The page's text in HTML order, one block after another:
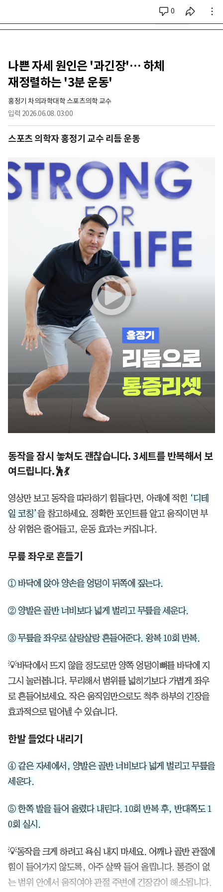
0
시리즈 전체
나쁜 자세 원인은 '과긴장'… 하체
재정렬하는 '3분 운동'
홍정기 차의과학대학 스포츠의학 교수
입력 2026.06.08. 03:00
스포츠 의학자 홍정기 교수 리듬 운동
동작을 잠시 놓쳐도 괜찮습니다. 3세트를 반복해서 보
여드립니다.🕺💃
영상만 보고 동작을 따라하기 힘들다면, 아래에 적힌 ‘디테
일 코칭’을 참고하세요. 정확한 포인트를 알고 움직이면 부
상 위험은 줄어들고, 운동 효과는 커집니다.
무릎 좌우로 흔들기
① 바닥에 앉아 양손을 엉덩이 뒤쪽에 짚는다.
② 양발은 골반 너비보다 넓게 벌리고 무릎을 세운다.
③ 무릎을 좌우로 살랑살랑 흔들어준다. 왕복 10회 반복.
💡바닥에서 뜨지 않을 정도로만 양쪽 엉덩이뼈를 바닥에 지
그시 눌러봅니다. 무리해서 범위를 넓히기보다 가볍게 좌우
로 흔들어보세요. 작은 움직임만으로도 척추 하부의 긴장을
효과적으로 덜어낼 수 있습니다.
한발 들었다 내리기
④ 같은 자세에서, 양발은 골반 너비보다 넓게 벌리고 무릎을
세운다.
⑤ 한쪽 발을 들어 올렸다 내린다. 10회 반복 후, 반대쪽도 1
0회 실시.
💡동작을 크게 하려고 욕심 내지 마세요. 어깨나 골반 관절에
힘이 들어가지 않도록, 아주 살짝 들어 올립니다. 통증이 없
는 범위 안에서 움직여야 관절 주변에 긴장감이 해소됩니다.